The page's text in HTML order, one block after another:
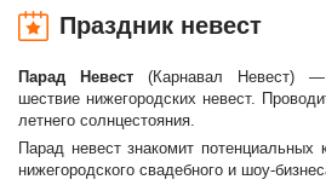
Праздник невест
Парад Невест (Карнавал Невест) —
шествие нижегородских невест.
летнего солнцестояния.
Парад невест знакомит потенциальных
нижегородского свадебного и шоу-